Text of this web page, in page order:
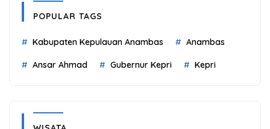
POPULAR TAGS
Kabupaten Kepulauan Anambas Anambas
Ansar Ahmad Gubernur Kepri Kepri